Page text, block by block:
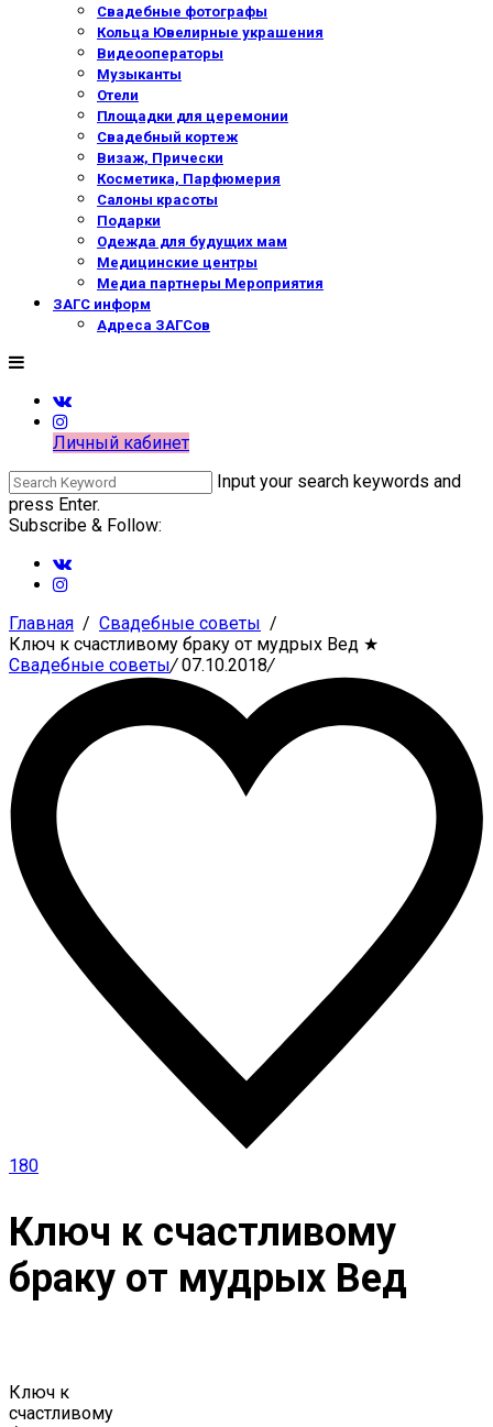
Свадебные фотографы
Кольца Ювелирные украшения
Видеооператоры
Музыканты
Отели
Площадки для церемонии
Свадебный кортеж
Визаж, Прически
Косметика, Парфюмерия
Салоны красоты
Подарки
Одежда для будущих мам
Медицинские центры
Медиа партнеры Мероприятия
ЗАГС информ
Адреса ЗАГСов
Личный кабинет
Input your search keywords and
press Enter.
Subscribe & Follow:
Главная
Свадебные советы
Ключ к счастливому браку от мудрых Вед ★
Свадебные советы/07.10.2018/
180
Ключ к счастливому
браку от мудрых Вед
Ключ к
счастливому